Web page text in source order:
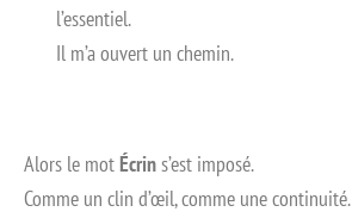
l’essentiel.
Il m’a ouvert un chemin.
Alors le motÉcrins’est imposé.
Comme un clin d’œil, comme une continuité.